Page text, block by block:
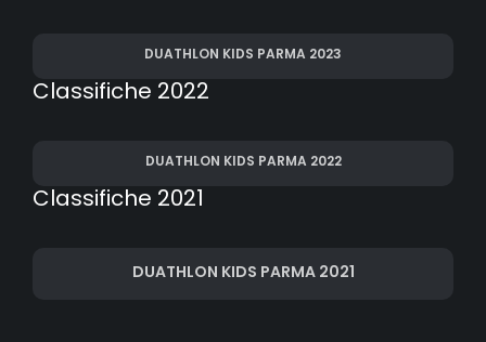
DUATHLON KIDS PARMA 2023
Classifiche 2022
DUATHLON KIDS PARMA 2022
Classifiche 2021
DUATHLON KIDS PARMA 2021